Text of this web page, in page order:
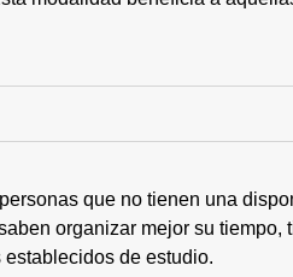
que no tienen una
organizar mejor su
de estudio.